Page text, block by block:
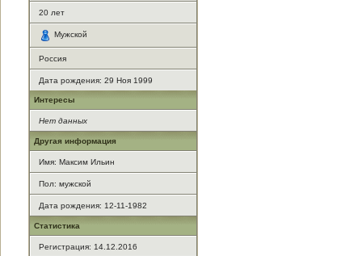
20 лет
Мужской
Россия
Дата рождения: 29 Ноя 1999
Интересы
Нет данных
Другая информация
Имя: Максим Ильин
Пол: мужской
Дата рождения: 12-11-1982
Статистика
Регистрация: 14.12.2016